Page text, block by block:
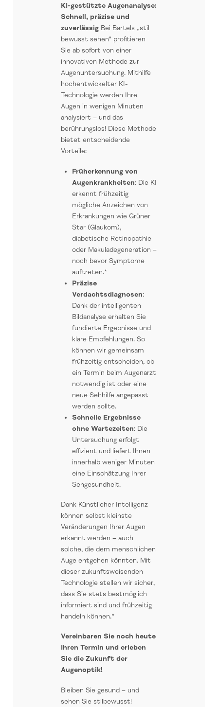
KI-gestützte Augenanalyse:
Schnell, präzise und
zuverlässig Bei Bartels „stil
bewusst sehen“ profitieren
Sie ab sofort von einer
innovativen Methode zur
Augenuntersuchung. Mithilfe
hochentwickelter KI-
Technologie werden Ihre
Augen in wenigen Minuten
analysiert – und das
berührungslos! Diese Methode
bietet entscheidende
Vorteile:
Früherkennung von
Augenkrankheiten: Die KI
erkennt frühzeitig
mögliche Anzeichen von
Erkrankungen wie Grüner
Star (Glaukom),
diabetische Retinopathie
oder Makuladegeneration –
noch bevor Symptome
auftreten.*
Präzise
Verdachtsdiagnosen:
Dank der intelligenten
Bildanalyse erhalten Sie
fundierte Ergebnisse und
klare Empfehlungen. So
können wir gemeinsam
frühzeitig entscheiden, ob
ein Termin beim Augenarzt
notwendig ist oder eine
neue Sehhilfe angepasst
werden sollte.
Schnelle Ergebnisse
ohne Wartezeiten: Die
Untersuchung erfolgt
effizient und liefert Ihnen
innerhalb weniger Minuten
eine Einschätzung Ihrer
Sehgesundheit.
Dank Künstlicher Intelligenz
können selbst kleinste
Veränderungen Ihrer Augen
erkannt werden – auch
solche, die dem menschlichen
Auge entgehen könnten. Mit
dieser zukunftsweisenden
Technologie stellen wir sicher,
dass Sie stets bestmöglich
informiert sind und frühzeitig
handeln können.*
Vereinbaren Sie noch heute
Ihren Termin und erleben
Sie die Zukunft der
Augenoptik!
Bleiben Sie gesund – und
sehen Sie stilbewusst!